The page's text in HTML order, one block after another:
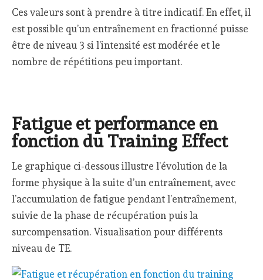
Ces valeurs sont à prendre à titre indicatif. En effet, il
est possible qu’un entraînement en fractionné puisse
être de niveau 3 si l’intensité est modérée et le
nombre de répétitions peu important.
Fatigue et performance en
fonction du Training Effect
Le graphique ci-dessous illustre l’évolution de la
forme physique à la suite d’un entraînement, avec
l’accumulation de fatigue pendant l’entraînement,
suivie de la phase de récupération puis la
surcompensation. Visualisation pour différents
niveau de TE.